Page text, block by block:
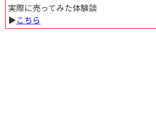
実際に売ってみた体験談
▶︎こちら